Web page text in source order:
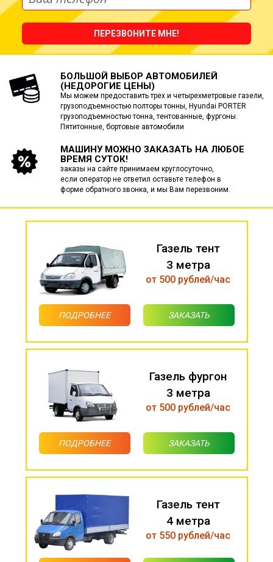
ПЕРЕЗВОНИТЕ МНЕ!
БОЛЬШОЙ ВЫБОР АВТОМОБИЛЕЙ
(НЕДОРОГИЕ ЦЕНЫ)
Мы можем предоставить трех и четырехметровые газели,
грузоподъемностью полторы тонны, Hyundai PORTER
грузоподъемностью тонна, тентованные, фургоны.
Пятитонные, бортовые автомобили
МАШИНУ МОЖНО ЗАКАЗАТЬ НА ЛЮБОЕ
ВРЕМЯ СУТОК!
заказы на сайте принимаем круглосуточно,
если оператор не ответил оставьте телефон в
форме обратного звонка, и мы Вам перезвоним.
Газель тент
3 метра
от 500 рублей/час
ПОДРОБНЕЕ ЗАКАЗАТЬ
Газель фургон
3 метра
от 500 рублей/час
ПОДРОБНЕЕ ЗАКАЗАТЬ
Газель тент
4 метра
от 550 рублей/час